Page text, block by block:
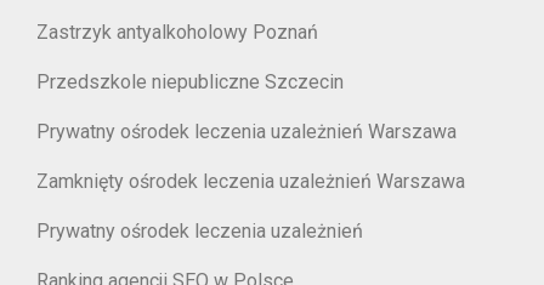
Zastrzyk antyalkoholowy Poznań
Przedszkole niepubliczne Szczecin
Prywatny ośrodek leczenia uzależnień Warszawa
Zamknięty ośrodek leczenia uzależnień Warszawa
Prywatny ośrodek leczenia uzależnień